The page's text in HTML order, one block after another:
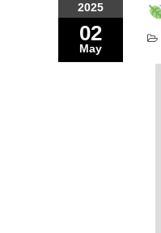
2025
02
May